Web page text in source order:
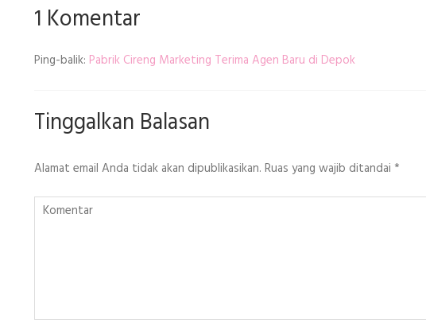
1 Komentar
Ping-balik: Pabrik Cireng Marketing Terima Agen Baru di Depok
Tinggalkan Balasan
Alamat email Anda tidak akan dipublikasikan. Ruas yang wajib ditandai *
Komentar